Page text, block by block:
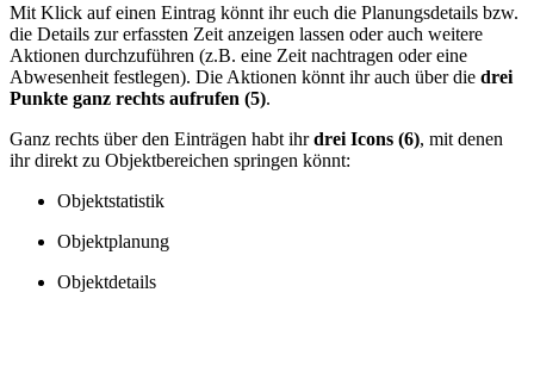
Mit Klick auf einen Eintrag könnt ihr euch die Planungsdetails bzw.
die Details zur erfassten Zeit anzeigen lassen oder auch weitere
Aktionen durchzuführen (z.B. eine Zeit nachtragen oder eine
Abwesenheit festlegen). Die Aktionen könnt ihr auch über die drei
Punkte ganz rechts aufrufen (5).
Ganz rechts über den Einträgen habt ihrdrei Icons (6), mit denen
ihr direkt zu Objektbereichen springen könnt:
Objektstatistik
Objektplanung
Objektdetails